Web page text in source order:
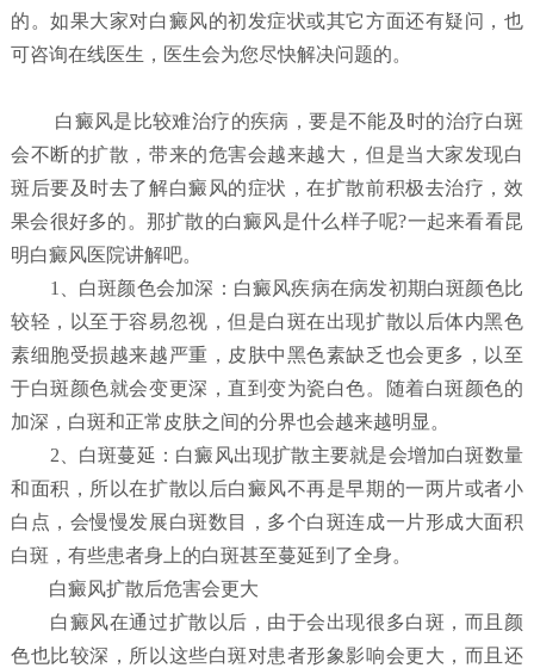
的。如果大家对白癜风的初发症状或其它方面还有疑问，也
可咨询在线医生，医生会为您尽快解决问题的。
白癜风是比较难治疗的疾病，要是不能及时的治疗白斑
会不断的扩散，带来的危害会越来越大，但是当大家发现白
斑后要及时去了解白癜风的症状，在扩散前积极去治疗，效
果会很好多的。那扩散的白癜风是什么样子呢?一起来看看昆
明白癜风医院讲解吧。
1、白斑颜色会加深：白癜风疾病在病发初期白斑颜色比
较轻，以至于容易忽视，但是白斑在出现扩散以后体内黑色
素细胞受损越来越严重，皮肤中黑色素缺乏也会更多，以至
于白斑颜色就会变更深，直到变为瓷白色。随着白斑颜色的
加深，白斑和正常皮肤之间的分界也会越来越明显。
2、白斑蔓延：白癜风出现扩散主要就是会增加白斑数量
和面积，所以在扩散以后白癜风不再是早期的一两片或者小
白点，会慢慢发展白斑数目，多个白斑连成一片形成大面积
白斑，有些患者身上的白斑甚至蔓延到了全身。
白癜风扩散后危害会更大
白癜风在通过扩散以后，由于会出现很多白斑，而且颜
色也比较深，所以这些白斑对患者形象影响会更大，而且还